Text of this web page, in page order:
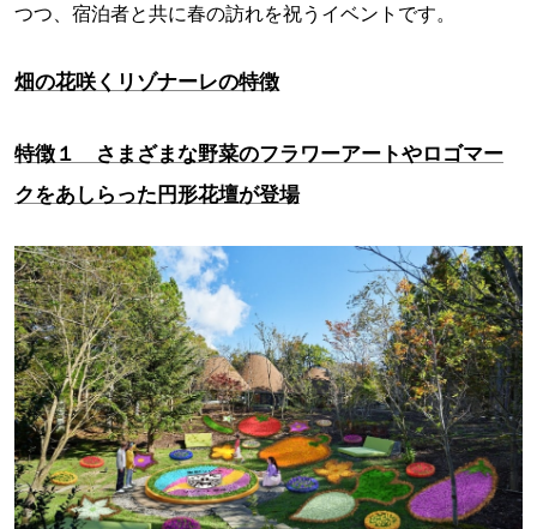
つつ、宿泊者と共に春の訪れを祝うイベントです。
畑の花咲くリゾナーレの特徴
特徴１ さまざまな野菜のフラワーアートやロゴマー
クをあしらった円形花壇が登場